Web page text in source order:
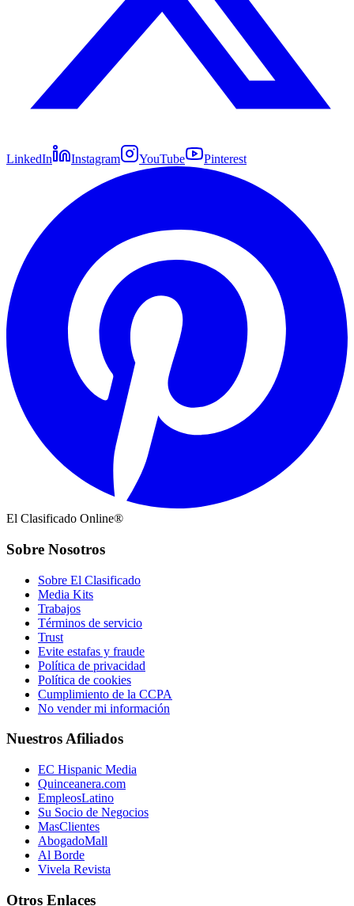
LinkedIn Instagram YouTube Pinterest
El Clasificado Online®
Sobre Nosotros
Sobre El Clasificado
Media Kits
Trabajos
Términos de servicio
Trust
Evite estafas y fraude
Política de privacidad
Política de cookies
Cumplimiento de la CCPA
No vender mi información
Nuestros Afiliados
EC Hispanic Media
Quinceanera.com
EmpleosLatino
Su Socio de Negocios
MasClientes
AbogadoMall
Al Borde
Vivela Revista
Otros Enlaces